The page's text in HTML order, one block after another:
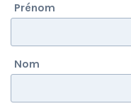
Prénom
Nom